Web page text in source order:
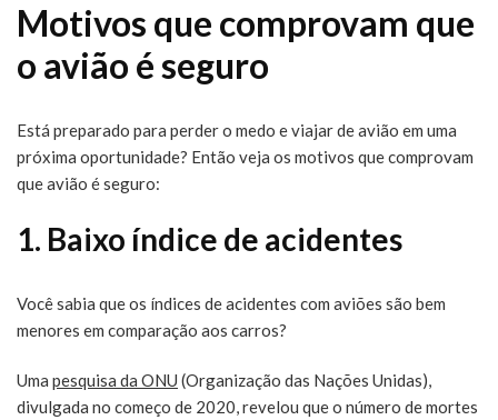
Motivos que comprovam que
o avião é seguro
Está preparado para perder o medo e viajar de avião em uma
próxima oportunidade? Então veja os motivos que comprovam
que avião é seguro:
1. Baixo índice de acidentes
Você sabia que os índices de acidentes com aviões são bem
menores em comparação aos carros?
Uma pesquisa da ONU (Organização das Nações Unidas),
divulgada no começo de 2020, revelou que o número de mortes